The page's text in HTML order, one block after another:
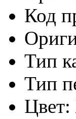
Код
Тип
Тип
Цвет: